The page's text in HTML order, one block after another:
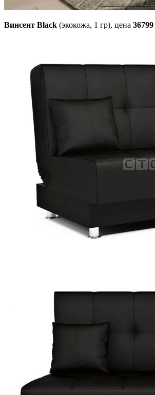
Винсент Black (экокожа, 1 гр), цена 36799